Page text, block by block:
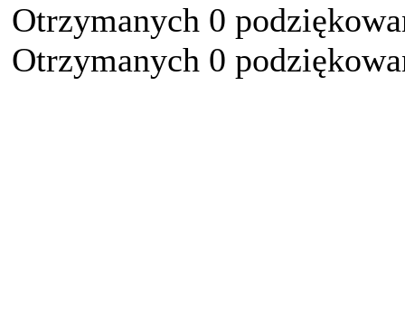
Otrzymanych 0
Otrzymanych 0